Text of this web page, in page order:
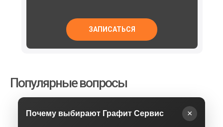
ЗАПИСАТЬСЯ
Популярные вопросы
Почему выбирают Графит Сервис ×